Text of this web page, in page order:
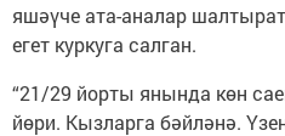
яшәүче ата-аналар
егет куркуга салган.
“21/29 йорты янында көн
йөри. Кызларга бәйләнә.